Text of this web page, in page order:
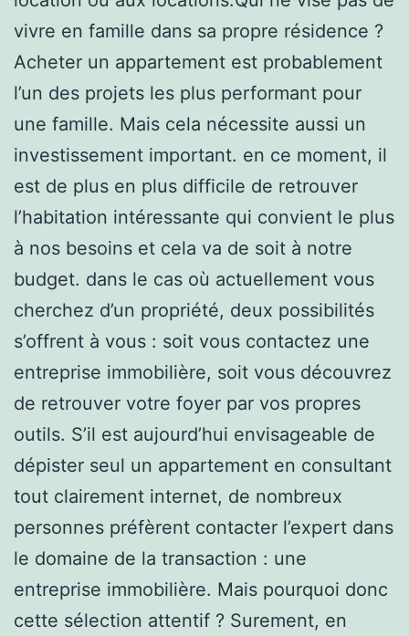
vivre en famille dans sa propre résidence ?
Acheter un appartement est probablement
l’un des projets les plus performant pour
une famille. Mais cela nécessite aussi un
investissement important. en ce moment, il
est de plus en plus difficile de retrouver
l’habitation intéressante qui convient le plus
à nos besoins et cela va de soit à notre
budget. dans le cas où actuellement vous
cherchez d’un propriété, deux possibilités
s’offrent à vous : soit vous contactez une
entreprise immobilière, soit vous découvrez
de retrouver votre foyer par vos propres
outils. S’il est aujourd’hui envisageable de
dépister seul un appartement en consultant
tout clairement internet, de nombreux
personnes préfèrent contacter l’expert dans
le domaine de la transaction : une
entreprise immobilière. Mais pourquoi donc
cette sélection attentif ? Surement, en